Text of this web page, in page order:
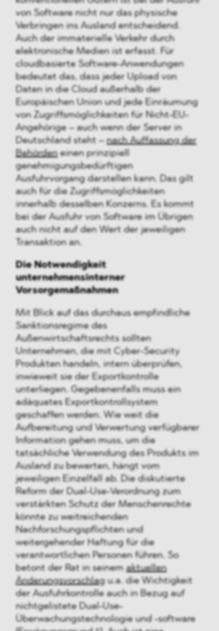
von Software nicht nur das physische
Verbringen ins Ausland entscheidend.
Auch der immaterielle Verkehr durch
elektronische Medien ist erfasst. Für
cloudbasierte Software-Anwendungen
bedeutet das, dass jeder Upload von
Daten in die Cloud außerhalb der
Europäischen Union und jede Einräumung
von Zugriffsmöglichkeiten für Nicht-EU-
Angehörige – auch wenn der Server in
Deutschland steht –nach Auffassung der
Behördeneinen prinzipiell
genehmigungsbedürftigen
Ausfuhrvorgang darstellen kann. Das gilt
auch für die Zugriffsmöglichkeiten
innerhalb desselben Konzerns. Es kommt
bei der Ausfuhr von Software im Übrigen
auch nicht auf den Wert der jeweiligen
Transaktion an.
Die Notwendigkeit
unternehmensinterner
Vorsorgemaßnahmen
Mit Blick auf das durchaus empfindliche
Sanktionsregime des
Außenwirtschaftsrechts sollten
Unternehmen, die mit Cyber-Security
Produkten handeln, intern überprüfen,
inwieweit sie der Exportkontrolle
unterliegen. Gegebenenfalls muss ein
adäquates Exportkontrollsystem
geschaffen werden. Wie weit die
Aufbereitung und Verwertung verfügbarer
Information gehen muss, um die
tatsächliche Verwendung des Produkts im
Ausland zu bewerten, hängt vom
jeweiligen Einzelfall ab. Die diskutierte
Reform der Dual-Use-Verordnung zum
verstärkten Schutz der Menschenrechte
könnte zu weitreichenden
Nachforschungspflichten und
weitergehender Haftung für die
verantwortlichen Personen führen. So
betont der Rat in seinemaktuellen
Änderungsvorschlagu.a. die Wichtigkeit
der Ausfuhrkontrolle auch in Bezug auf
nichtgelistete Dual-Use-
Überwachungstechnologie und -software